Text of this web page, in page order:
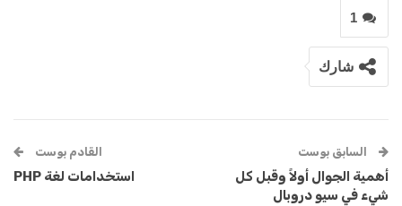
1
شارك
السابق بوست
أهمية الجوال أولاً وقبل كل
شيء في سيو دروبال
القادم بوست
استخدامات لغة PHP